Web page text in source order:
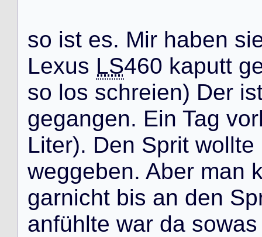
so ist es. Mir haben si
Lexus LS460 kaputt g
so los schreien) Der is
gegangen. Ein Tag vor
Liter). Den Sprit wollte
weggeben. Aber man
garnicht bis an den Sp
anfühlte war da sowas